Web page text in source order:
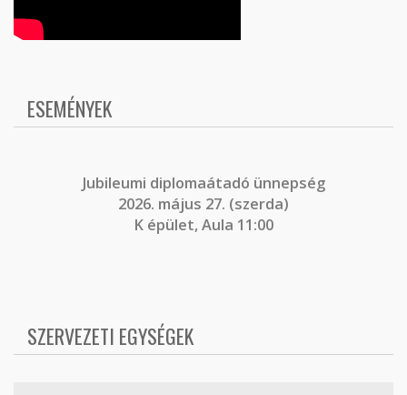
ESEMÉNYEK
Jubileumi diplomaátadó ünnepség
2026. május 27. (szerda)
K épület, Aula 11:00
SZERVEZETI EGYSÉGEK